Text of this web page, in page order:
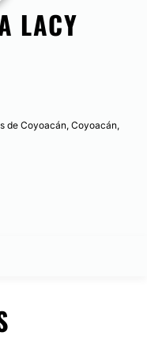
LACY
de Coyoacán, Coyoacán,